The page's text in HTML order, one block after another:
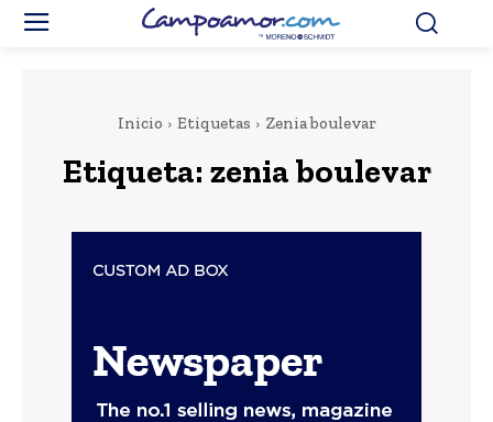
Inicio Etiquetas Zenia boulevar
Etiqueta: zenia boulevar